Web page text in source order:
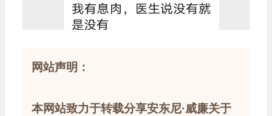
网站声明：
本网站致力于转载分享安东尼·威廉关于